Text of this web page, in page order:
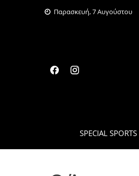
Παρασκευή, 7 Αυγούστου
SPECIAL